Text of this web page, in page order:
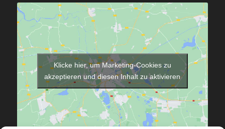
Klicke hier, um Marketing-Cookies zu
akzeptieren und diesen Inhalt zu aktivieren